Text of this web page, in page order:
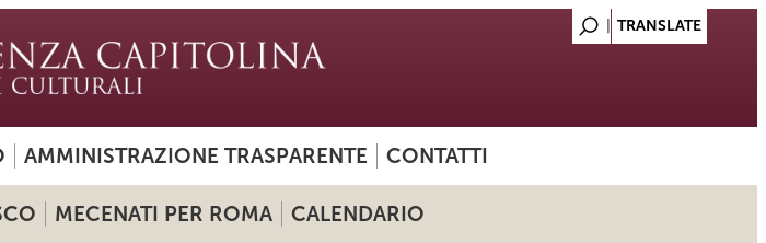
AMMINISTRAZIONE TRASPARENTE CONTATTI
MECENATI PER ROMA CALENDARIO